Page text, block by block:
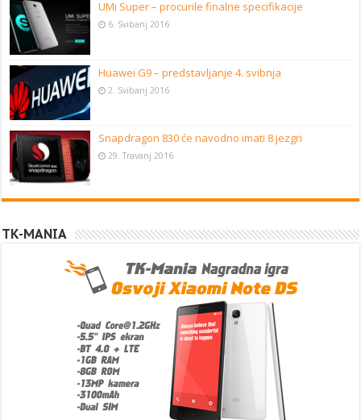
UMi Super – procurile finalne specifikacije
6. Svibanj 2016
Huawei G9 – predstavljanje 4. svibnja
2. Svibanj 2016
Snapdragon 830 će navodno imati 8 jezgri
29. Travanj 2016
TK-MANIA